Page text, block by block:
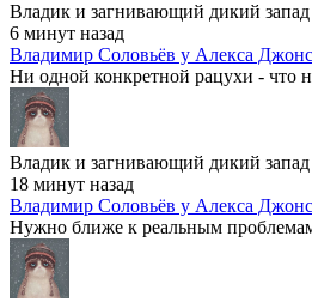
Владик и загнивающий дикий запад
6 минут назад
Владимир Соловьёв у Алекса
Ни одной конкретной рацухи - что
Владик и загнивающий дикий запад
18 минут назад
Владимир Соловьёв у Алекса
Нужно ближе к реальным